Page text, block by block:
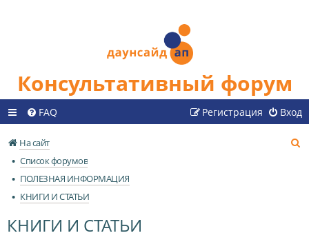
Консультативный форум
FAQ Вход
Регистрация
На сайт
Список форумов
ПОЛЕЗНАЯ ИНФОРМАЦИЯ
КНИГИ И СТАТЬИ
КНИГИ И СТАТЬИ